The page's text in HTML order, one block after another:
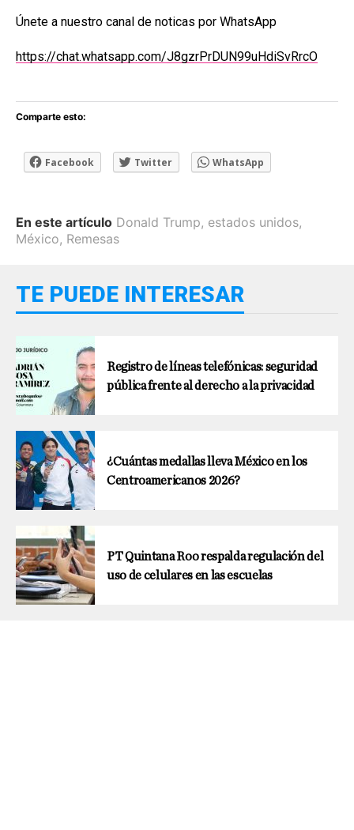
Únete a nuestro canal de noticas por WhatsApp
https://chat.whatsapp.com/J8gzrPrDUN99uHdiSvRrcO
Comparte esto:
Facebook Twitter WhatsApp
En este artículo Donald Trump, estados unidos,
México, Remesas
TE PUEDE INTERESAR
Registro de líneas telefónicas: seguridad
pública frente al derecho a la privacidad
¿Cuántas medallas lleva México en los
Centroamericanos 2026?
PT Quintana Roo respalda regulación del
uso de celulares en las escuelas